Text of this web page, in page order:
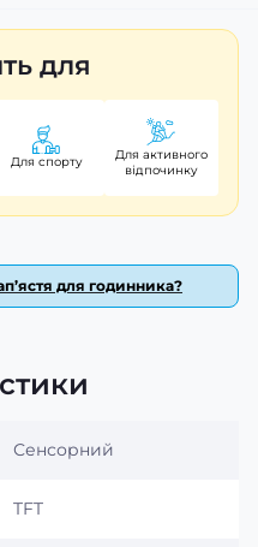
комфортне
41 мм, що
мінеральним склом,
для
Для спорту
Для активного
відпочинку
для годинника?
Сенсорний
TFT